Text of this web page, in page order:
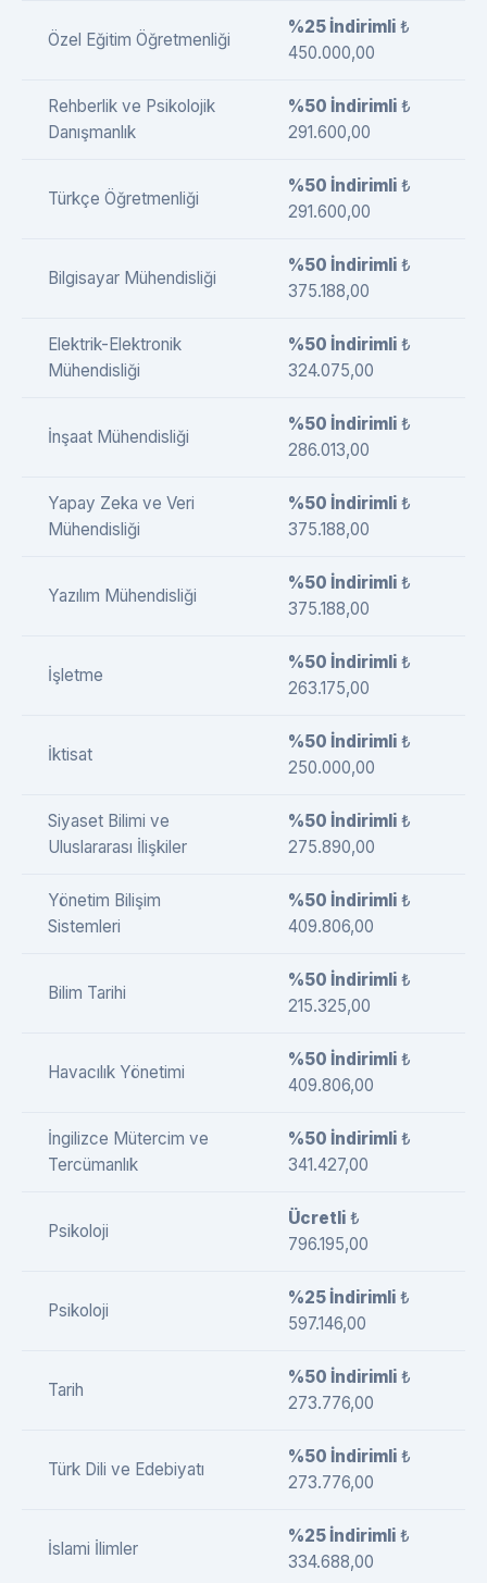
Özel Eğitim Öğretmenliği
%25 İndirimli ₺
450.000,00
Rehberlik ve Psikolojik
Danışmanlık
%50 İndirimli ₺
291.600,00
Türkçe Öğretmenliği
%50 İndirimli ₺
291.600,00
Bilgisayar Mühendisliği
%50 İndirimli ₺
375.188,00
Elektrik-Elektronik
Mühendisliği
%50 İndirimli ₺
324.075,00
İnşaat Mühendisliği
%50 İndirimli ₺
286.013,00
Yapay Zeka ve Veri
Mühendisliği
%50 İndirimli ₺
375.188,00
Yazılım Mühendisliği
%50 İndirimli ₺
375.188,00
İşletme
%50 İndirimli ₺
263.175,00
İktisat
%50 İndirimli ₺
250.000,00
Siyaset Bilimi ve
Uluslararası İlişkiler
%50 İndirimli ₺
275.890,00
Yönetim Bilişim
Sistemleri
%50 İndirimli ₺
409.806,00
Bilim Tarihi
%50 İndirimli ₺
215.325,00
Havacılık Yönetimi
%50 İndirimli ₺
409.806,00
İngilizce Mütercim ve
Tercümanlık
%50 İndirimli ₺
341.427,00
Psikoloji
Ücretli ₺
796.195,00
Psikoloji
%25 İndirimli ₺
597.146,00
Tarih
%50 İndirimli ₺
273.776,00
Türk Dili ve Edebiyatı
%50 İndirimli ₺
273.776,00
İslami İlimler
%25 İndirimli ₺
334.688,00